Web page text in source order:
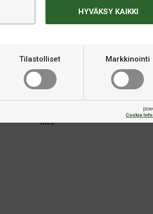
HYVÄKSY KAIKKI
Tilastolliset Markkinointi
Cookie
Tekninen informaatio
Size